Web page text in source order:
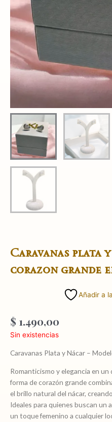
Caravanas plata
corazon grande
Añadir a
$ 1.490,00
Sin existencias
Caravanas Plata y Nácar –
Romanticismo y elegancia en
forma de corazón grande
el brillo natural del nácar,
Ideales para quienes buscan un
un toque femenino a cualquier